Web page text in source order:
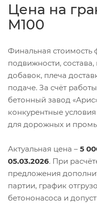
Цена на
М100
Финальная стоимость
подвижности,
добавок, плеча
подаче. За счёт
бетонный завод
конкурентные
для дорожных и
Актуальная цена – 5
05.03.2026. При
предложения
партии, график
бетононасоса и